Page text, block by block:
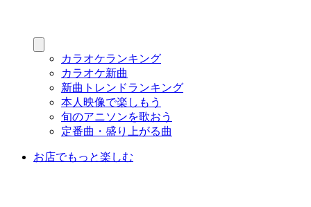
カラオケランキング
カラオケ新曲
新曲トレンドランキング
本人映像で楽しもう
旬のアニソンを歌おう
定番曲・盛り上がる曲
お店でもっと楽しむ